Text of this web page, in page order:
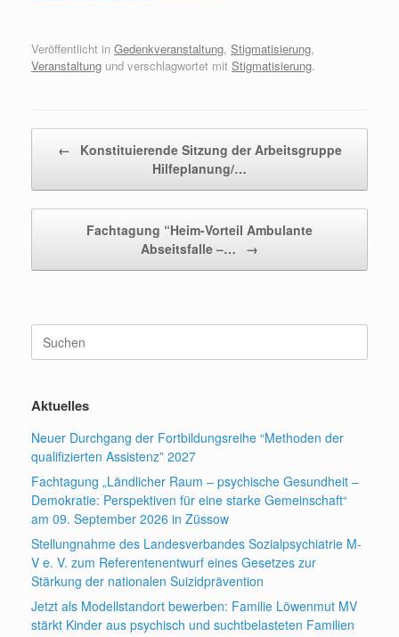
Veröffentlicht in Gedenkveranstaltung, Stigmatisierung,
Veranstaltung und verschlagwortet mit Stigmatisierung.
←
Konstituierende Sitzung der Arbeitsgruppe
Hilfeplanung/…
Fachtagung “Heim-Vorteil Ambulante
Abseitsfalle –…
→
Suchen
nach:
Aktuelles
Neuer Durchgang der Fortbildungsreihe “Methoden der
qualifizierten Assistenz” 2027
Fachtagung „Ländlicher Raum – psychische Gesundheit –
Demokratie: Perspektiven für eine starke Gemeinschaft“
am 09. September 2026 in Züssow
Stellungnahme des Landesverbandes Sozialpsychiatrie M-
V e. V. zum Referentenentwurf eines Gesetzes zur
Stärkung der nationalen Suizidprävention
Jetzt als Modellstandort bewerben: Familie Löwenmut MV
stärkt Kinder aus psychisch und suchtbelasteten Familien